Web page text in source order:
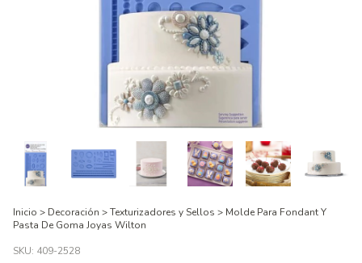
Inicio > Decoración >Texturizadores y Sellos > Molde Para Fondant Y
Pasta De Goma Joyas Wilton
SKU: 409-2528